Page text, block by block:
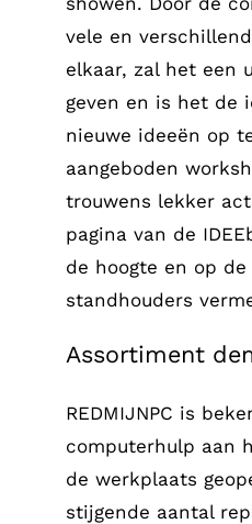
vele en
elkaar, zal het een
geven en is het de
nieuwe ideeën op
aangeboden
trouwens lekker
pagina van de
de hoogte en op
standhouders
Assortiment
REDMIJNPC is
computerhulp aan
de werkplaats
stijgende aantal